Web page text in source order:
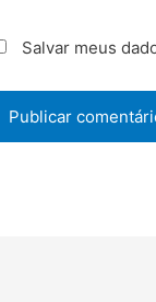
Salvar meus